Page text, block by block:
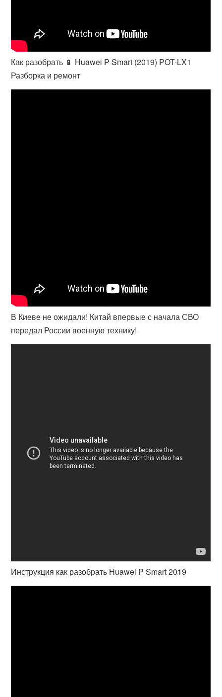
Как разобрать 📱 Huawei P Smart (2019) POT-LX1
Разборка и ремонт
В Киеве не ожидали! Китай впервые с начала СВО
передал России военную технику!
Инструкция как разобрать Huawei P Smart 2019